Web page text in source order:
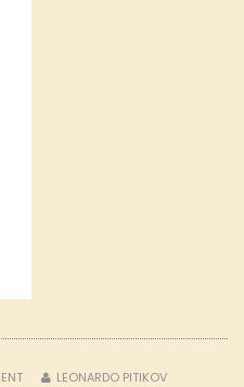
LEONARDO PITIKOV